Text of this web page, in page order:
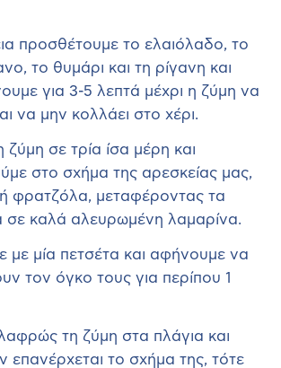
προσθέτουμε το ελαιόλαδο, το
το θυμάρι και τη ρίγανη και
για 3-5 λεπτά μέχρι η ζύμη να
να μην κολλάει στο χέρι.
ζύμη σε τρία ίσα μέρη και
στο σχήμα της αρεσκείας μας,
φρατζόλα, μεταφέροντας τα
σε καλά αλευρωμένη λαμαρίνα.
με μία πετσέτα και αφήνουμε να
τον όγκο τους για περίπου 1
τη ζύμη στα πλάγια και
επανέρχεται το σχήμα της, τότε